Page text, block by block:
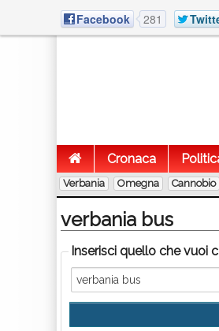
Facebook 281
Cronaca
Verbania Omegna Cannobio
verbania bus
Inserisci quello che vuoi